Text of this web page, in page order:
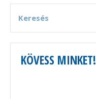
KÖVESS MINKET!